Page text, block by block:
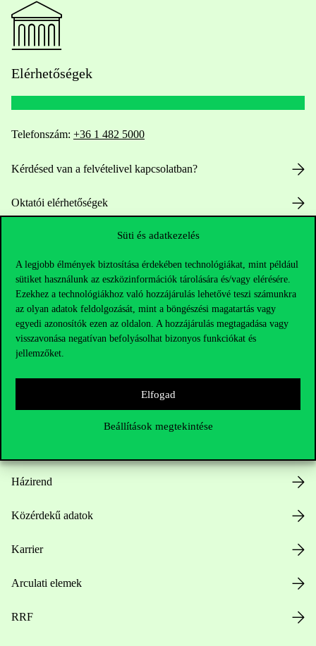
Süti és adatkezelés
A legjobb élmények biztosítása érdekében technológiákat, mint például
sütiket használunk az eszközinformációk tárolására és/vagy elérésére.
Ezekhez a technológiákhoz való hozzájárulás lehetővé teszi számunkra
az olyan adatok feldolgozását, mint a böngészési magatartás vagy
egyedi azonosítók ezen az oldalon. A hozzájárulás megtagadása vagy
visszavonása negatívan befolyásolhat bizonyos funkciókat és
jellemzőket.
Elfogad
Beállítások megtekintése
Elérhetőségek
Telefonszám: +36 1 482 5000
Kérdésed van a felvételivel kapcsolatban?
Oktatói elérhetőségek
HUB jelenlegi hallgatóinknak
Sajtó:press@uni-corvinus.hu
Házirend
Közérdekű adatok
Karrier
Arculati elemek
RRF